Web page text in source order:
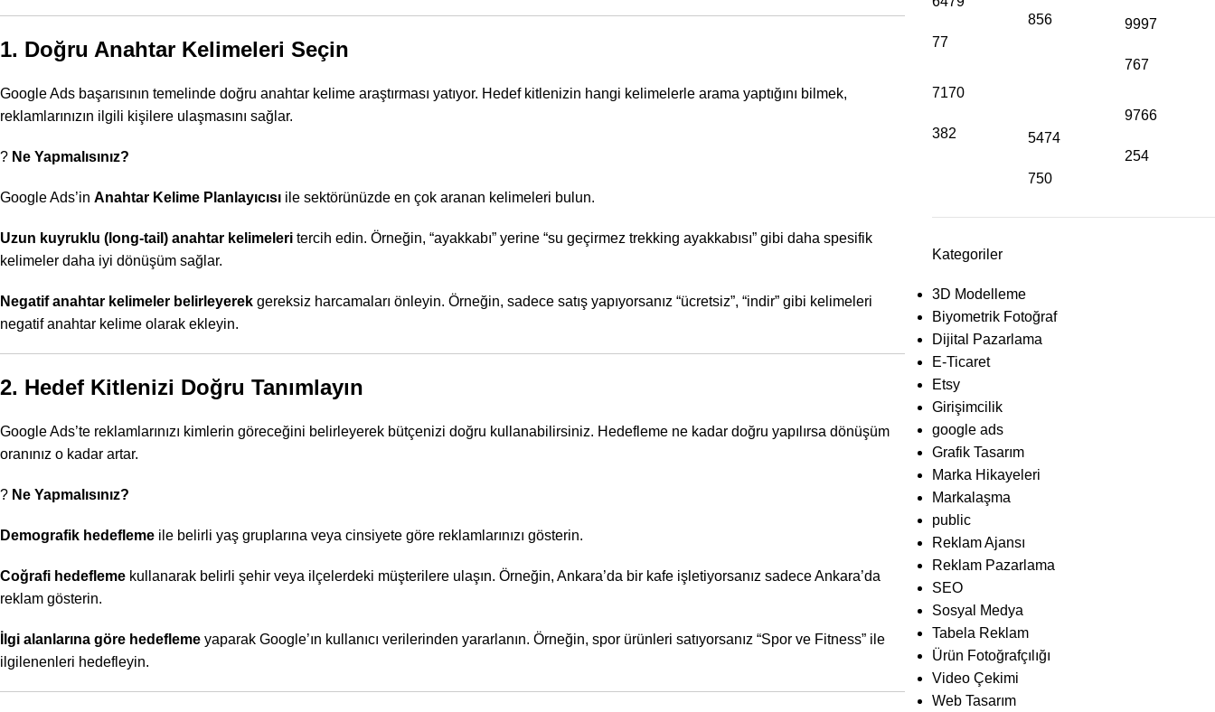
1. Doğru Anahtar Kelimeleri Seçin
Google Ads başarısının temelinde doğru anahtar kelime araştırması yatıyor. Hedef kitlenizin hangi kelimelerle arama yaptığını bilmek,
reklamlarınızın ilgili kişilere ulaşmasını sağlar.
? Ne Yapmalısınız?
Google Ads’in Anahtar Kelime Planlayıcısı ile sektörünüzde en çok aranan kelimeleri bulun.
Uzun kuyruklu (long-tail) anahtar kelimeleri tercih edin. Örneğin, “ayakkabı” yerine “su geçirmez trekking ayakkabısı” gibi daha spesifik
kelimeler daha iyi dönüşüm sağlar.
Negatif anahtar kelimeler belirleyerek gereksiz harcamaları önleyin. Örneğin, sadece satış yapıyorsanız “ücretsiz”, “indir” gibi kelimeleri
negatif anahtar kelime olarak ekleyin.
2. Hedef Kitlenizi Doğru Tanımlayın
Google Ads’te reklamlarınızı kimlerin göreceğini belirleyerek bütçenizi doğru kullanabilirsiniz. Hedefleme ne kadar doğru yapılırsa dönüşüm
oranınız o kadar artar.
? Ne Yapmalısınız?
Demografik hedefleme ile belirli yaş gruplarına veya cinsiyete göre reklamlarınızı gösterin.
Coğrafi hedefleme kullanarak belirli şehir veya ilçelerdeki müşterilere ulaşın. Örneğin, Ankara’da bir kafe işletiyorsanız sadece Ankara’da
reklam gösterin.
İlgi alanlarına göre hedefleme yaparak Google’ın kullanıcı verilerinden yararlanın. Örneğin, spor ürünleri satıyorsanız “Spor ve Fitness” ile
ilgilenenleri hedefleyin.
77
856 9997
767
7170
382 5474
750
9766
254
Kategoriler
3D Modelleme
Biyometrik Fotoğraf
Dijital Pazarlama
E-Ticaret
Etsy
Girişimcilik
google ads
Grafik Tasarım
Marka Hikayeleri
Markalaşma
public
Reklam Ajansı
Reklam Pazarlama
SEO
Sosyal Medya
Tabela Reklam
Ürün Fotoğrafçılığı
Video Çekimi
Web Tasarım